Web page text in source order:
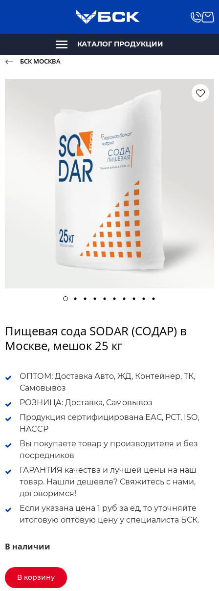
КАТАЛОГ ПРОДУКЦИИ
БСК МОСКВА
Пищевая сода SODAR (СОДАР) в
Москве, мешок 25 кг
ОПТОМ: Доставка Авто, ЖД, Контейнер, ТК,
Самовывоз
РОЗНИЦА: Доставка, Самовывоз
Продукция сертифицирована ЕАС, РСТ, ISO,
HACCP
Вы покупаете товар у производителя и без
посредников
ГАРАНТИЯ качества и лучшей цены на наш
товар. Нашли дешевле? Свяжитесь с нами,
договоримся!
Если указана цена 1 руб за ед, то уточняйте
итоговую оптовую цену у специалиста БСК.
В наличии
В корзину